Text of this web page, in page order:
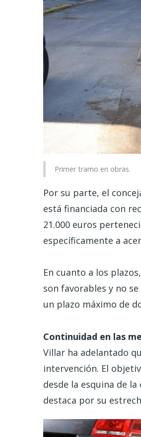
Primer tramo en obras.
Por su parte, el
está financiada con
21.000 euros
específicamente a
En cuanto a los
son favorables y no
un plazo máximo de
Continuidad en las
Villar ha adelantado
intervención. El
desde la esquina de
destaca por su